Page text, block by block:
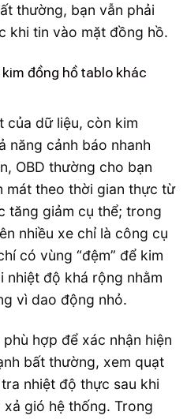
thường, bạn vẫn phải
khi tin vào mặt đồng hồ.
đồng hồ tablo khác
của dữ liệu, còn kim
năng cảnh báo nhanh
OBD thường cho bạn
mát theo thời gian thực từ
tăng giảm cụ thể; trong
nhiều xe chỉ là công cụ
có vùng “đệm” để kim
độ khá rộng nhằm
vì dao động nhỏ.
hợp để xác nhận hiện
bất thường, xem quạt
nhiệt độ thực sau khi
gió hệ thống. Trong